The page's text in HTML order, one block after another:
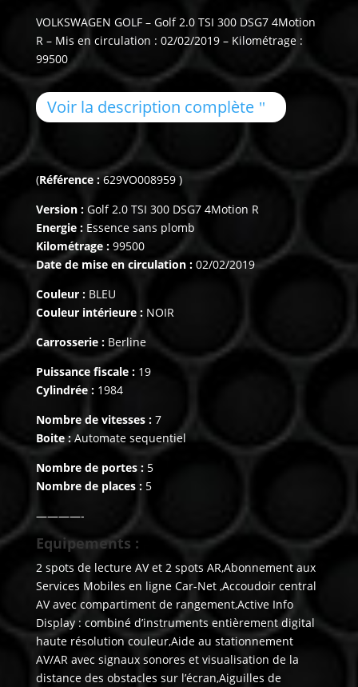
VOLKSWAGEN GOLF – Golf 2.0 TSI 300 DSG7 4Motion
R – Mis en circulation : 02/02/2019 – Kilométrage :
99500
Voir la description complète
(Référence :629VO008959 )
Version :Golf 2.0 TSI 300 DSG7 4Motion R
Energie :Essence sans plomb
Kilométrage :99500
Date de mise en circulation :02/02/2019
Couleur :BLEU
Couleur intérieure : NOIR
Carrosserie :Berline
Puissance fiscale :19
Cylindrée :1984
Nombre de vitesses :7
Boite :Automate sequentiel
Nombre de portes : 5
Nombre de places :5
————-
Equipements :
2 spots de lecture AV et 2 spots AR,Abonnement aux
Services Mobiles en ligne Car-Net ,Accoudoir central
AV avec compartiment de rangement,Active Info
Display : combiné d’instruments entièrement digital
haute résolution couleur,Aide au stationnement
AV/AR avec signaux sonores et visualisation de la
distance des obstacles sur l’écran,Aiguilles de